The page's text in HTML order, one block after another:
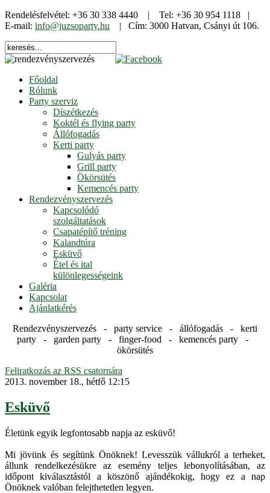
Rendelésfelvétel: +36 30 338 4440 | Tel: +36 30 954 1118 |
E-mail: info@juzsoparty.hu | Cím: 3000 Hatvan, Csányi út 106.
Főoldal
Rólunk
Party szerviz
Díszétkezés
Koktél és flying party
Állófogadás
Kerti party
Gulyás party
Grill party
Ökörsütés
Kemencés party
Rendezvényszervezés
Kapcsolódó
szolgáltatások
Csapatépítő tréning
Kalandtúra
Esküvő
Étel és ital
különlegességeink
Galéria
Kapcsolat
Ajánlatkérés
Rendezvényszervezés - party service - állófogadás - kerti
party - garden party - finger-food - kemencés party -
ökörsütés
Feliratkozás az RSS csatornára
2013. november 18., hétfő 12:15
Esküvő
Életünk egyik legfontosabb napja az esküvő!
Mi jövünk és segítünk Önöknek! Levesszük vállukról a terheket,
állunk rendelkezésükre az esemény teljes lebonyolításában, az
időpont kiválasztástól a köszönő ajándékokig, hogy ez a nap
Önöknek valóban felejthetetlen legyen.